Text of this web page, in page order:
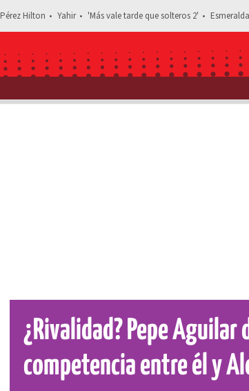
Pérez Hilton Yahir 'Más vale tarde que solteros 2'
Estás leyendo: ¿Rivalidad? Pepe
¿Rivalidad? Pepe Aguilar
competencia entre él y